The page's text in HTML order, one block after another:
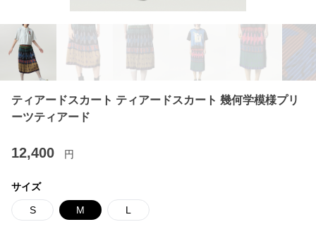
ティアードスカート ティアードスカート 幾何学模様プリ
ーツティアード
12,400 円
サイズ
S M L